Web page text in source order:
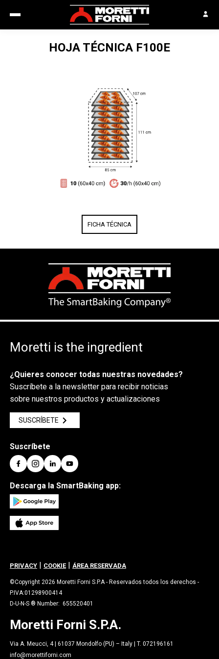
HOJA TÉCNICA F100E
FICHA TÉCNICA
Moretti is the ingredient
¿Quieres conocer todas nuestras novedades?
Suscríbete a la newsletter para recibir noticias
sobre nuestros productos y actualizaciones
SUSCRÍBETE
Suscríbete
Descarga la SmartBaking app:
PRIVACY | COOKIE | ÁREA RESERVADA
©Copyright 2026 Moretti Forni S.P.A - Reservados todos los derechos -
P.IVA:01298900414
D-U-N-S ® Number: 655520401
Moretti Forni S.P.A.
Via A. Meucci, 4 | 61037 Mondolfo (PU) – Italy | T. 072196161
info@morettiforni.com